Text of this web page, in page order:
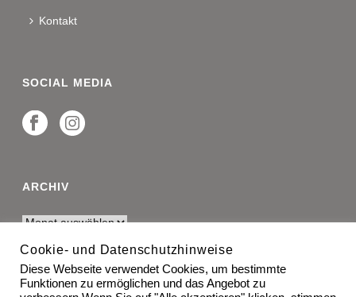
Kontakt
SOCIAL MEDIA
ARCHIV
RECHTLICHES
Cookie- und Datenschutzhinweise
Diese Webseite verwendet Cookies, um bestimmte
Funktionen zu ermöglichen und das Angebot zu